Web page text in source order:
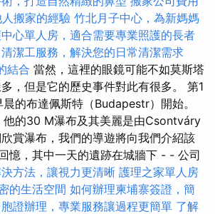
搬家的經驗 竹北月子中心，為新媽媽
心單人房，適合需要專業照護的長者
清潔工服務，解決您的日常清潔需求
結合 當然，這裡的眼鏡可能不如莫斯塔
，但是它的歷史事件對此有很多。 第1
的布達佩斯特（Budapestr）開始。
的30 M瀑布及其美麗是由Csontváry
賞瀑布，我們的導遊將向我們介紹該
憶，其中一天的遺跡在城牆下 - - 公司
方法，讓視力更清晰 護理之家單人房
的生活空間 如何辦理柬埔寨簽證，簡
證辦理，專業服務讓過程更簡單 了解